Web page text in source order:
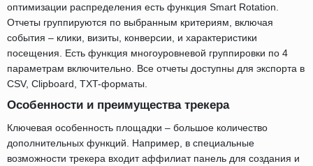
оптимизации распределения есть функция Smart Rotation.
Отчеты группируются по выбранным критериям, включая
события – клики, визиты, конверсии, и характеристики
посещения. Есть функция многоуровневой группировки по 4
параметрам включительно. Все отчеты доступны для экспорта в
CSV, Clipboard, TXT-форматы.
Особенности и преимущества трекера
Ключевая особенность площадки – большое количество
дополнительных функций. Например, в специальные
возможности трекера входит аффилиат панель для создания и